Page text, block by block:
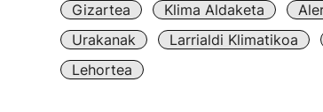
Gizartea Klima Aldaketa
Urakanak
Larrialdi Klimatikoa
Lehortea